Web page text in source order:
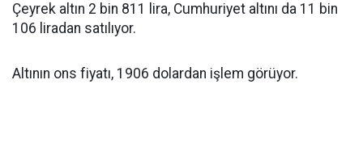
Çeyrek altın 2 bin 811 lira, Cumhuriyet altını da 11 bin
106 liradan satılıyor.
Altının ons fiyatı, 1906 dolardan işlem görüyor.